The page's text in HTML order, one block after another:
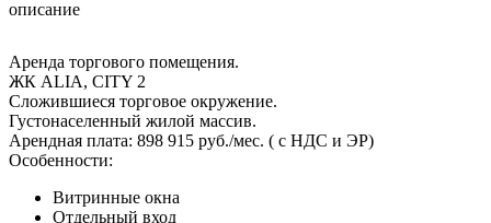
описание
Аренда торгового помещения.
ЖК ALIA, CITY 2
Сложившиеся торговое окружение.
Густонаселенный жилой массив.
Арендная плата: 898 915 руб./мес. ( с НДС и ЭР)
Особенности:
Витринные окна
Отдельный вход